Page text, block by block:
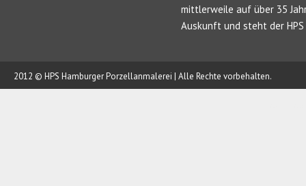
mittlerweile auf über 35
Auskunft und steht der
2012 © HPS Hamburger Porzellanmalerei | Alle Rechte vorbehalten.